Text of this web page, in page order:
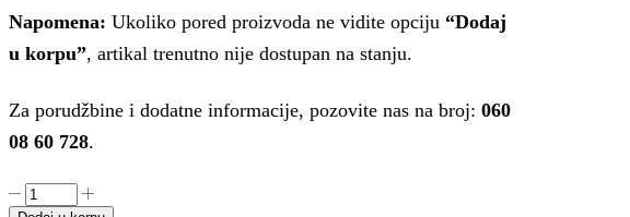
Napomena: Ukoliko pored proizvoda ne vidite opciju “Dodaj
u korpu”, artikal trenutno nije dostupan na stanju.
Za porudžbine i dodatne informacije, pozovite nas na broj: 060
08 60 728.
Vet
expert